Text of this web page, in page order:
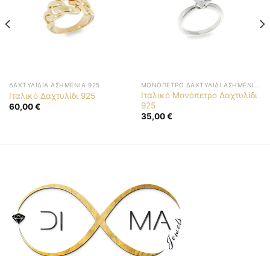
ΔΑΧΤΥΛΊΔΙΑ ΑΣΗΜΈΝΙΑ 925
Ιταλικό Δαχτυλίδι 925
60,00€
Ιταλικό Μονόπετρο Δαχτυλίδι
925
35,00€